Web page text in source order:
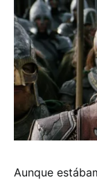
Aunque